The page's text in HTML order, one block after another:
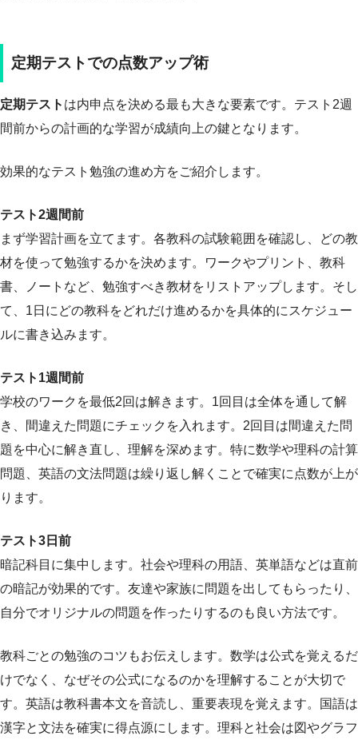
定期テストでの点数アップ術
定期テスト は内申点を決める最も大きな要素です。テスト2週
間前からの計画的な学習が成績向上の鍵となります。
効果的なテスト勉強の進め方をご紹介します。
テスト2週間前
まず学習計画を立てます。各教科の試験範囲を確認し、どの教
材を使って勉強するかを決めます。ワークやプリント、教科
書、ノートなど、勉強すべき教材をリストアップします。そし
て、1日にどの教科をどれだけ進めるかを具体的にスケジュー
ルに書き込みます。
テスト1週間前
学校のワークを最低2回は解きます。1回目は全体を通して解
き、間違えた問題にチェックを入れます。2回目は間違えた問
題を中心に解き直し、理解を深めます。特に数学や理科の計算
問題、英語の文法問題は繰り返し解くことで確実に点数が上が
ります。
テスト3日前
暗記科目に集中します。社会や理科の用語、英単語などは直前
の暗記が効果的です。友達や家族に問題を出してもらったり、
自分でオリジナルの問題を作ったりするのも良い方法です。
教科ごとの勉強のコツもお伝えします。数学は公式を覚えるだ
けでなく、なぜその公式になるのかを理解することが大切で
す。英語は教科書本文を音読し、重要表現を覚えます。国語は
漢字と文法を確実に得点源にします。理科と社会は図やグラフ